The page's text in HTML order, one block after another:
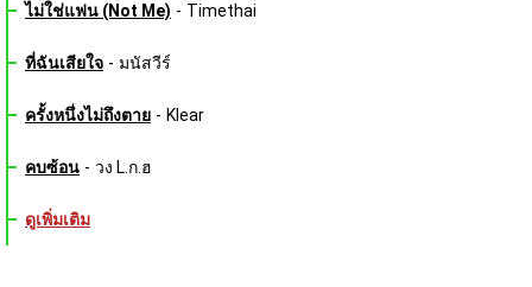
ไม่ใช่แฟน (Not Me) - Timethai
ที่ฉันเสียใจ - มนัสวีร์
ครั้งหนึ่งไม่ถึงตาย - Klear
คบซ้อน - วง L.ก.ฮ
ดูเพิ่มเติม